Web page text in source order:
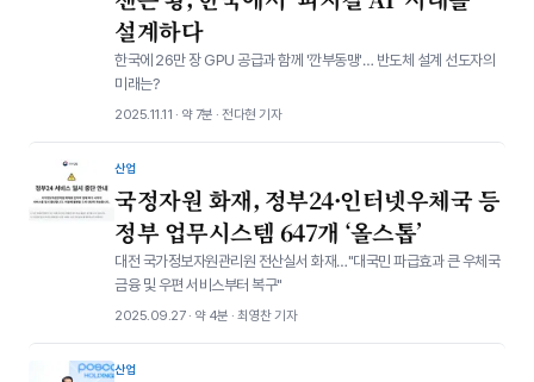
설계하다
한국에 26만 장 GPU 공급과 함께 '깐부동맹'… 반도체 설계 선도자의
미래는?
2025.11.11 · 약 7분 · 전다현 기자
산업
국정자원 화재, 정부24·인터넷우체국 등
정부 업무시스템 647개 ‘올스톱’
대전 국가정보자원관리원 전산실서 화재…"대국민 파급효과 큰 우체국
금융 및 우편 서비스부터 복구"
2025.09.27 · 약 4분 · 최영찬 기자
산업